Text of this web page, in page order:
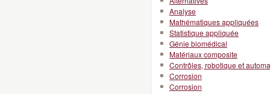
Analyse
Mathématiques appliquées
Statistique appliquée
Génie biomédical
Matériaux composite
Contrôles, robotique et
Corrosion
Corrosion